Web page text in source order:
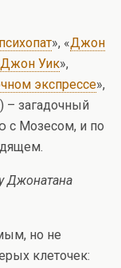
», «Джон
Джон Уик»,
экспрессе»,
– загадочный
с Мозесом, и по
Джонатана
но не
клеточек: